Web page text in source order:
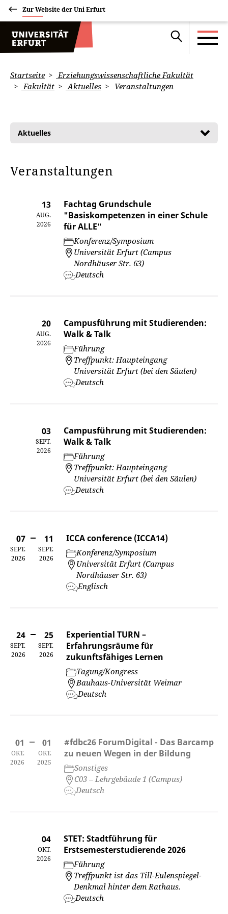
Zur Website der Uni Erfurt
Startseite
Erziehungswissenschaftliche Fakultät
Fakultät
Aktuelles Veranstaltungen
Aktuelles
Veranstaltungen
13
AUG.
2026
Fachtag Grundschule
"Basiskompetenzen in einer Schule
für ALLE"
Konferenz/Symposium
Universität Erfurt (Campus
Nordhäuser Str. 63)
Deutsch
20
AUG.
2026
Campusführung mit Studierenden:
Walk & Talk
Führung
Treffpunkt: Haupteingang
Universität Erfurt (bei den Säulen)
Deutsch
03
SEPT.
2026
Campusführung mit Studierenden:
Walk & Talk
Führung
Treffpunkt: Haupteingang
Universität Erfurt (bei den Säulen)
Deutsch
07
SEPT.
2026
11
SEPT.
2026
ICCA conference (ICCA14)
Konferenz/Symposium
Universität Erfurt (Campus
Nordhäuser Str. 63)
Englisch
24
SEPT.
2026
25
SEPT.
2026
Experiential TURN –
Erfahrungsräume für
zukunftsfähiges Lernen
Tagung/Kongress
Bauhaus-Universität Weimar
Deutsch
01
OKT.
2026
01
OKT.
2025
#fdbc26 ForumDigital - Das Barcamp
zu neuen Wegen in der Bildung
Sonstiges
C03 – Lehrgebäude 1 (Campus)
Deutsch
04
OKT.
2026
STET: Stadtführung für
Erstsemesterstudierende 2026
Führung
Treffpunkt ist das Till-Eulenspiegel-
Denkmal hinter dem Rathaus.
Deutsch